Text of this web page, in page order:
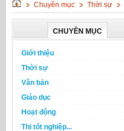
Chuyên mục Thời sự
CHUYÊN MỤC
Giới thiệu
Thời sự
Văn bản
Giáo dục
Hoạt động
Thi tốt nghiệp...